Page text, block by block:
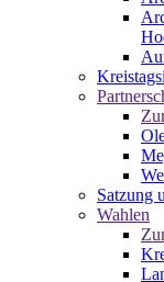
Satzung
Wahlen